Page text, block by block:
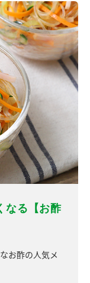
なる【お酢
お酢の人気メ